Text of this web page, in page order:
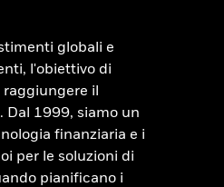
globali e
l'obiettivo di
raggiungere il
Dal 1999, siamo un
finanziaria e i
per le soluzioni di
pianificano i